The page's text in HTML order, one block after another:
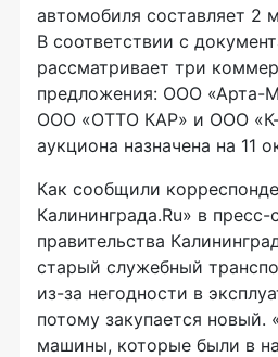
автомобиля составляет 2
В соответствии с
рассматривает три
предложения: ООО «Арта-
ООО «ОТТО КАР» и ООО
аукциона назначена на 11
Как сообщили
Калининграда.Ru» в пресс-
правительства
старый служебный
из-за негодности в
потому закупается новый.
машины, которые были в